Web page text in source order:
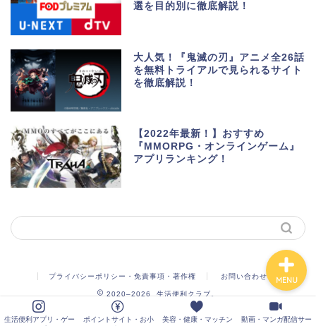
選を目的別に徹底解説！
大人気！『鬼滅の刃』アニメ全26話
を無料トライアルで見られるサイト
を徹底解説！
【2022年最新！】おすすめ
『MMORPG・オンラインゲーム』
アプリランキング！
プライバシーポリシー・免責事項・著作権 お問い合わせ
2020–2026 生活便利クラブ。
生活便利アプリ・ゲー
ポイントサイト・お小
美容・健康・マッチン
動画・マンガ配信サー
MENU
生活便利アプリ・ゲーム
アプリ
ポイントサイト・お小遣
美容・健康・マッチング
動画・マンガ配信サービ